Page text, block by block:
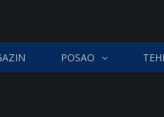
POSAO